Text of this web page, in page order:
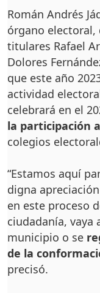
Román Andrés
órgano electoral,
titulares Rafael
Dolores
que este año
actividad
celebrará en el
la participación
colegios
“Estamos aquí
digna
en este proceso
ciudadanía, vaya
municipio o se
de la
precisó.